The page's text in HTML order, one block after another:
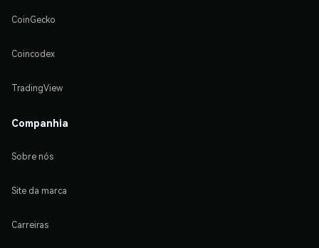
CoinGecko
Coincodex
TradingView
Companhia
Sobre nós
Site da marca
Carreiras